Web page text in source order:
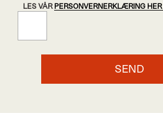
LES VÅR PERSONVERNERKLÆRING HER